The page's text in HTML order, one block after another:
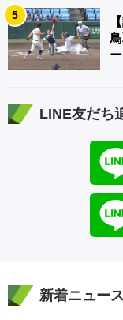
5
LINE友だち
新着ニュース